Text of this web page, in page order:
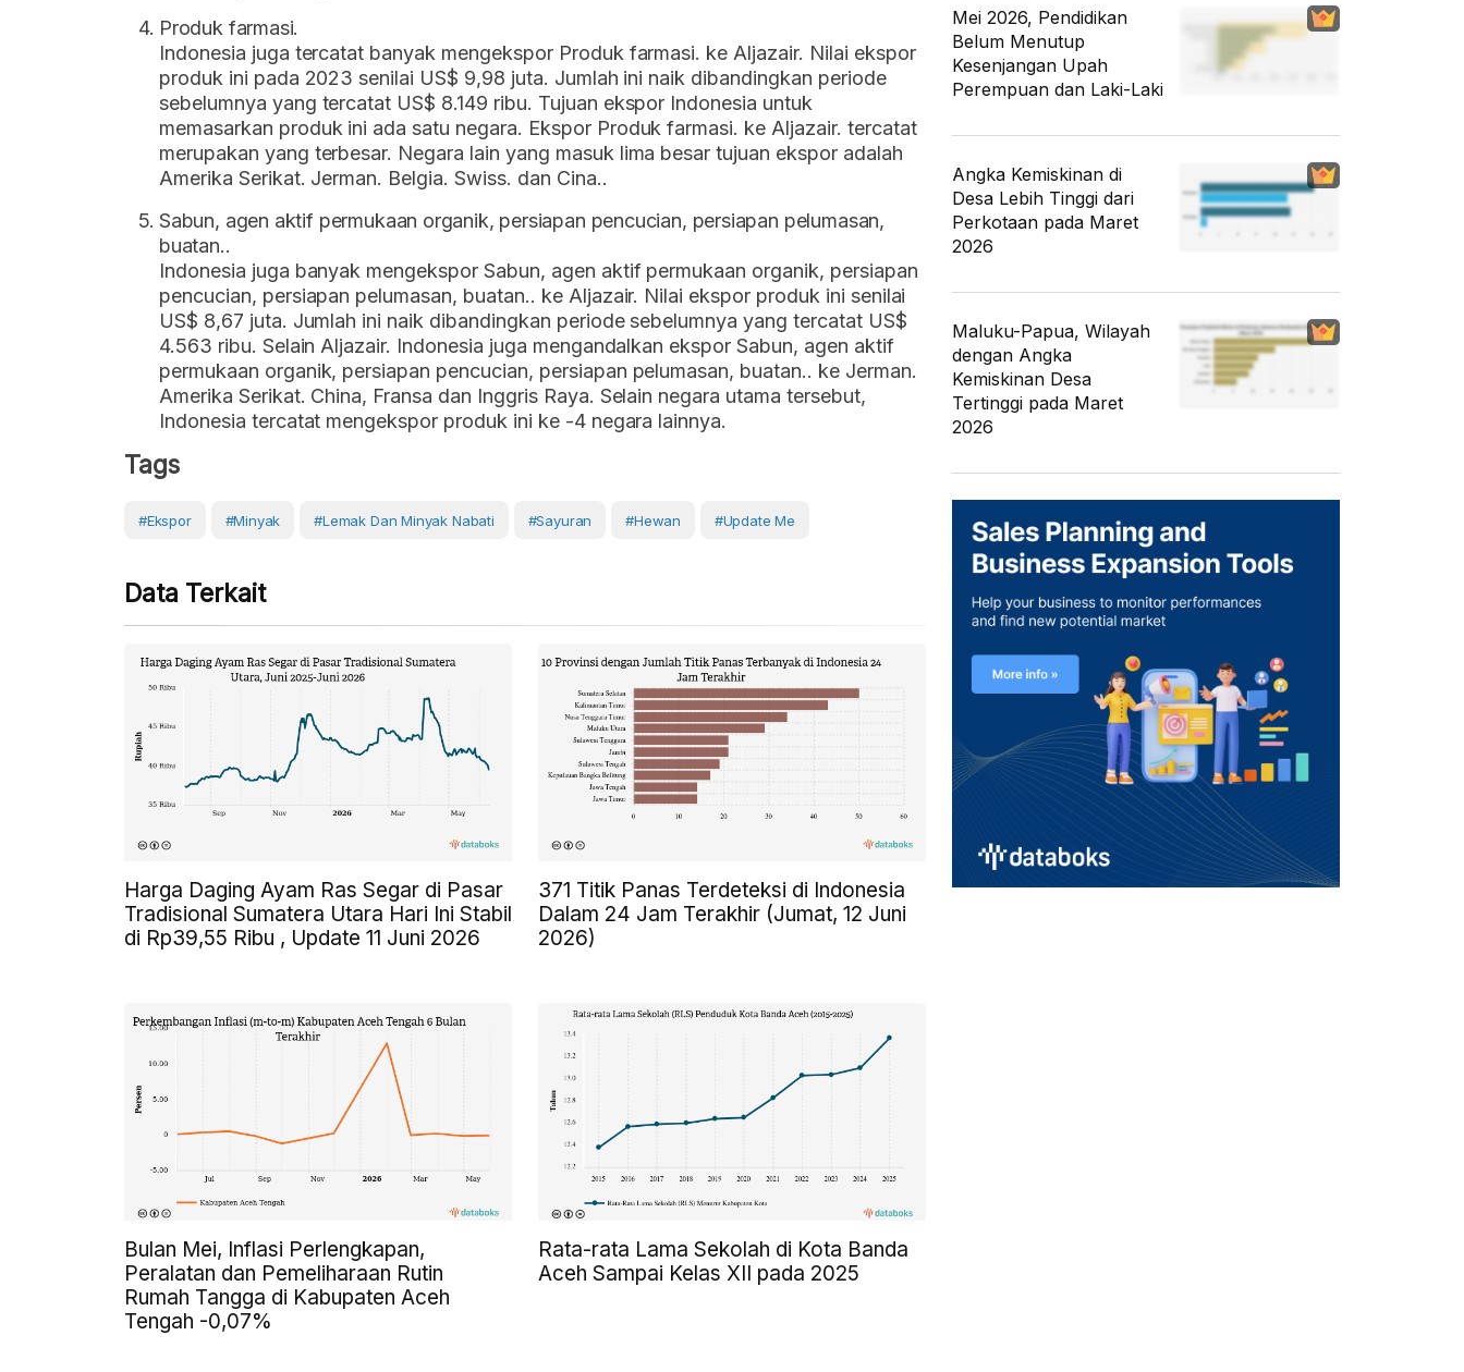
Produk farmasi.
Indonesia juga tercatat banyak mengekspor Produk farmasi. ke Aljazair. Nilai ekspor
produk ini pada 2023 senilai US$ 9,98 juta. Jumlah ini naik dibandingkan periode
sebelumnya yang tercatat US$ 8.149 ribu. Tujuan ekspor Indonesia untuk
memasarkan produk ini ada satu negara. Ekspor Produk farmasi. ke Aljazair. tercatat
merupakan yang terbesar. Negara lain yang masuk lima besar tujuan ekspor adalah
Amerika Serikat. Jerman. Belgia. Swiss. dan Cina..
Sabun, agen aktif permukaan organik, persiapan pencucian, persiapan pelumasan,
buatan..
Indonesia juga banyak mengekspor Sabun, agen aktif permukaan organik, persiapan
pencucian, persiapan pelumasan, buatan.. ke Aljazair. Nilai ekspor produk ini senilai
US$ 8,67 juta. Jumlah ini naik dibandingkan periode sebelumnya yang tercatat US$
4.563 ribu. Selain Aljazair. Indonesia juga mengandalkan ekspor Sabun, agen aktif
permukaan organik, persiapan pencucian, persiapan pelumasan, buatan.. ke Jerman.
Amerika Serikat. China, Fransa dan Inggris Raya. Selain negara utama tersebut,
Indonesia tercatat mengekspor produk ini ke -4 negara lainnya.
Tags
#Ekspor #Minyak #lemak Dan Minyak Nabati #sayuran #Hewan #Update Me
Data Terkait
Harga Daging Ayam Ras Segar di Pasar
Tradisional Sumatera Utara Hari Ini Stabil
di Rp39,55 Ribu , Update 11 Juni 2026
371 Titik Panas Terdeteksi di Indonesia
Dalam 24 Jam Terakhir (Jumat, 12 Juni
2026)
Bulan Mei, Inflasi Perlengkapan,
Peralatan dan Pemeliharaan Rutin
Rumah Tangga di Kabupaten Aceh
Tengah -0,07%
Rata-rata Lama Sekolah di Kota Banda
Aceh Sampai Kelas XII pada 2025
Mei 2026, Pendidikan
Belum Menutup
Kesenjangan Upah
Perempuan dan Laki-Laki
Angka Kemiskinan di
Desa Lebih Tinggi dari
Perkotaan pada Maret
2026
Maluku-Papua, Wilayah
dengan Angka
Kemiskinan Desa
Tertinggi pada Maret
2026